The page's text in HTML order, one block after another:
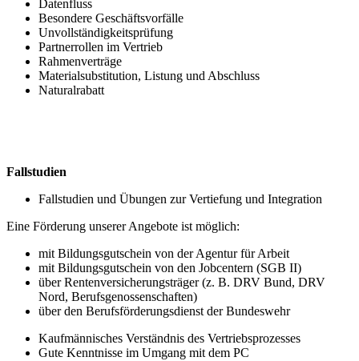
Datenfluss
Besondere Geschäftsvorfälle
Unvollständigkeitsprüfung
Partnerrollen im Vertrieb
Rahmenverträge
Materialsubstitution, Listung und Abschluss
Naturalrabatt
Fallstudien
Fallstudien und Übungen zur Vertiefung und Integration
Eine Förderung unserer Angebote ist möglich:
mit Bildungsgutschein von der Agentur für Arbeit
mit Bildungsgutschein von den Jobcentern (SGB II)
über Rentenversicherungsträger (z. B. DRV Bund, DRV
Nord, Berufsgenossenschaften)
über den Berufsförderungsdienst der Bundeswehr
Kaufmännisches Verständnis des Vertriebsprozesses
Gute Kenntnisse im Umgang mit dem PC